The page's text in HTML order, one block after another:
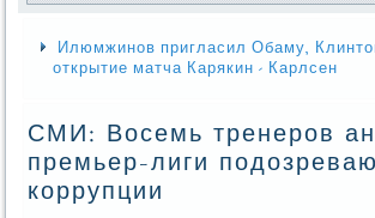
Илюмжинов пригласил Обаму,
открытие матча Карякин - Карлсен
СМИ: Восемь тренеров
премьер-лиги
коррупции